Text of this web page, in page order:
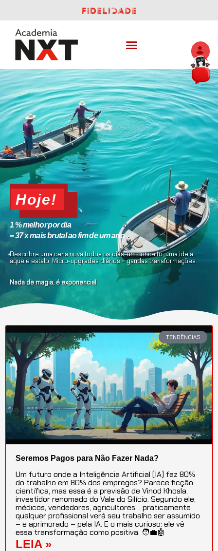
Hoje!
1 % melhor por dia
= 37 x mais brutal ao fim de um ano
Descobre uma cena nova todos os dias, um conceito, uma ideia,
aquele estalo. Micro-upgrades diários = gandas transformações.
Nada de magia, é exponencial.
TENDÊNCIAS
Seremos Pagos para Não Fazer Nada?
Um futuro onde a Inteligência Artificial (IA) faz 80%
do trabalho em 80% dos empregos? Parece ficção
científica, mas essa é a previsão de Vinod Khosla,
investidor renomado do Vale do Silício. Segundo ele,
médicos, vendedores, agricultores… praticamente
qualquer profissional verá seu trabalho ser assumido
– e aprimorado – pela IA. E o mais curioso: ele vê
essa transformação como positiva. 🧑‍💼🤖
LEIA »